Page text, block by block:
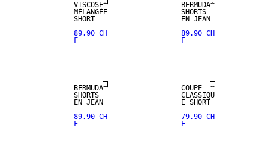
VISCOSE
MÉLANGÉE
SHORT
89.90 CH
F
BERMUDA
SHORTS
EN JEAN
89.90 CH
F
BERMUDA
SHORTS
EN JEAN
89.90 CH
F
COUPE
CLASSIQU
E SHORT
79.90 CH
F